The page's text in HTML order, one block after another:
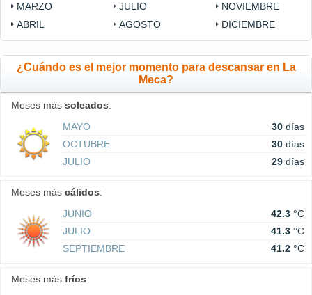
MARZO
ABRIL
JULIO
AGOSTO
NOVIEMBRE
DICIEMBRE
¿Cuándo es el mejor momento para descansar en La
Meca?
Meses más soleados:
MAYO
30 días
OCTUBRE
30 días
JULIO
29 días
Meses más cálidos:
JUNIO
42.3 °C
JULIO
41.3 °C
SEPTIEMBRE
41.2 °C
Meses más fríos: